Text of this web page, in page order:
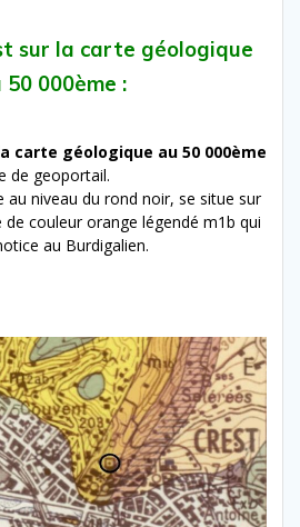
sur la carte géologique
50 000ème :
carte géologique au 50 000ème
de geoportail.
au niveau du rond noir, se situe sur
couleur orange légendé m1b qui
au Burdigalien.